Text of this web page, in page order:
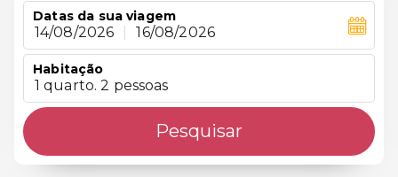
Datas da sua viagem
14/08/2026 16/08/2026
Habitação
1 quarto. 2 pessoas
Pesquisar